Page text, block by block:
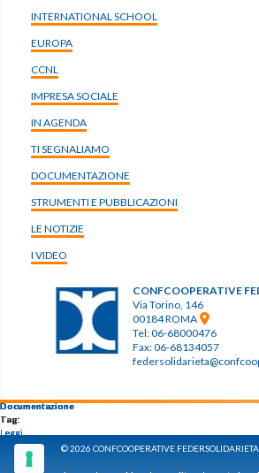
Documentazione
Tag:
Leggi
Documentazione
Tag:
Leggi
Documentazione
Tag:
Leggi
Documentazione
Tag:
Leggi
Documentazione
Tag:
Leggi
INTERNATIONAL SCHOOL
EUROPA
CCNL
IMPRESA SOCIALE
IN AGENDA
TI SEGNALIAMO
DOCUMENTAZIONE
STRUMENTI E PUBBLICAZIONI
LE NOTIZIE
I VIDEO
CONFCOOPERATIVE
Via Torino, 146
00184 ROMA
Tel: 06-68000476
Fax: 06-68134057
© 2026 CONFCOOPERATIVE